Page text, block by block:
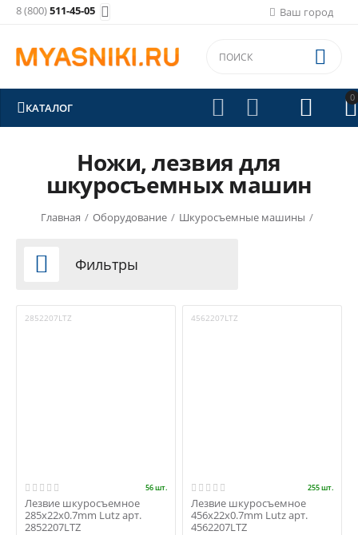
Ваш город
8 (800)511-45-05 
0


 

КАТАЛОГ
Ножи, лезвия для
шкуросъемных машин
Главная / Оборудование / Шкуросъемные машины /
 Фильтры
2852207LTZ
56 шт.
Лезвие шкуросъемное
285x22x0.7mm Lutz арт.
2852207LTZ
4562207LTZ
255 шт.
Лезвие шкуросъемное
456x22x0.7mm Lutz арт.
4562207LTZ